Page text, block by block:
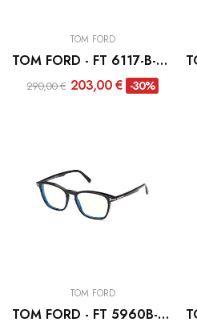
TOM FORD
TOM FORD - FT 6117-B-016
290,00 € 203,00 € -30%
TOM FORD
TOM FORD - FT 5960B-001